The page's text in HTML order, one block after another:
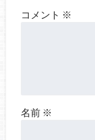
コメント ※
名前 ※